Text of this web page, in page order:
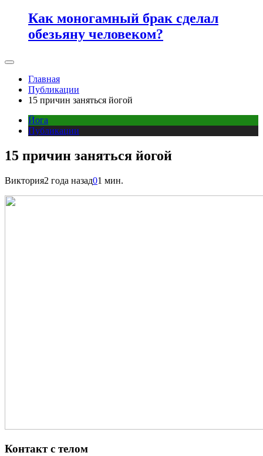
Как моногамный брак сделал
обезьяну человеком?
Главная
Публикации
15 причин заняться йогой
Йога
Публикации
15 причин заняться йогой
Виктория2 года назад01 мин.
Контакт с телом